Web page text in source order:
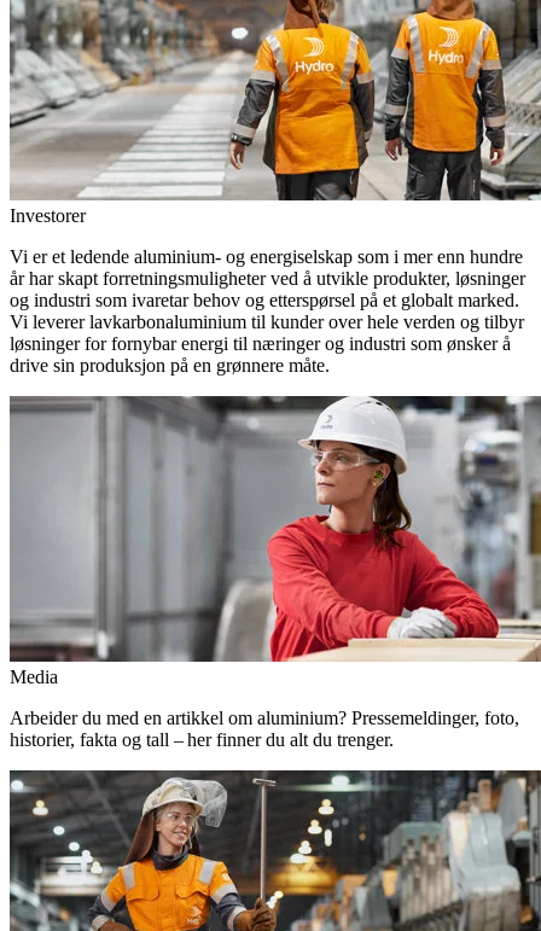
Investorer
Vi er et ledende aluminium- og energiselskap som i mer enn hundre
år har skapt forretningsmuligheter ved å utvikle produkter, løsninger
og industri som ivaretar behov og etterspørsel på et globalt marked.
Vi leverer lavkarbonaluminium til kunder over hele verden og tilbyr
løsninger for fornybar energi til næringer og industri som ønsker å
drive sin produksjon på en grønnere måte.
Media
Arbeider du med en artikkel om aluminium? Pressemeldinger, foto,
historier, fakta og tall – her finner du alt du trenger.